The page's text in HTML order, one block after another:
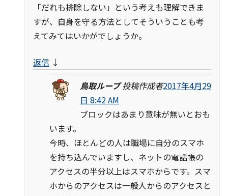
「だれも排除しない」という考えも理解できま
すが、自身を守る方法としてそういうことも考
えてみてはいかがでしょうか。
返信 ↓
鳥取ループ 投稿作成者2017年4月29
日 8:42 AM
ブロックはあまり意味が無いとおも
います。
今時、ほとんどの人は職場に自分のスマホ
を持ち込んでいますし、ネットの電話帳の
アクセスの半分以上はスマホからです。スマ
ホからのアクセスは一般人からのアクセスと